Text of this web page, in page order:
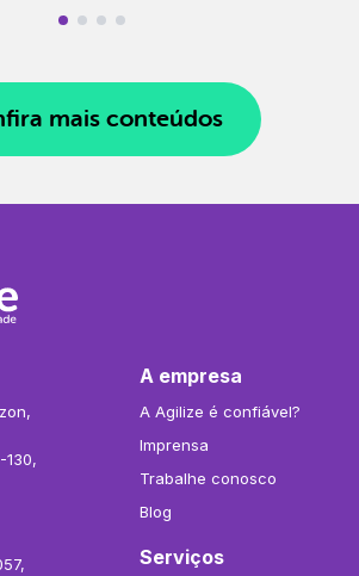
mais conteúdos
130,
A empresa
A Agilize é confiável?
Imprensa
Trabalhe conosco
Blog
Serviços